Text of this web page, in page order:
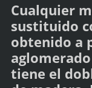
Cualquier
sustituido
obtenido a
tiene el